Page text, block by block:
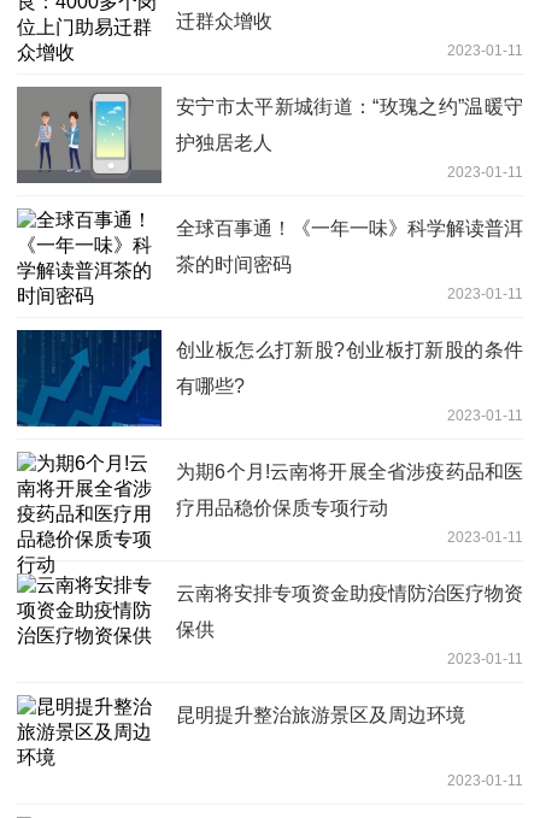
迁群众增收
2023-01-11
安宁市太平新城街道：“玫瑰之约”温暖守
护独居老人
2023-01-11
全球百事通！《一年一味》科学解读普洱
茶的时间密码
2023-01-11
创业板怎么打新股?创业板打新股的条件
有哪些?
2023-01-11
为期6个月!云南将开展全省涉疫药品和医
疗用品稳价保质专项行动
2023-01-11
云南将安排专项资金助疫情防治医疗物资
保供
2023-01-11
昆明提升整治旅游景区及周边环境
2023-01-11